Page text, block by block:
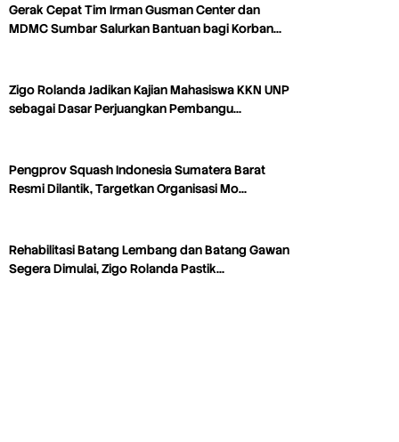
Gerak Cepat Tim Irman Gusman Center dan
MDMC Sumbar Salurkan Bantuan bagi Korban…
Zigo Rolanda Jadikan Kajian Mahasiswa KKN UNP
sebagai Dasar Perjuangkan Pembangu…
Pengprov Squash Indonesia Sumatera Barat
Resmi Dilantik, Targetkan Organisasi Mo…
Rehabilitasi Batang Lembang dan Batang Gawan
Segera Dimulai, Zigo Rolanda Pastik…